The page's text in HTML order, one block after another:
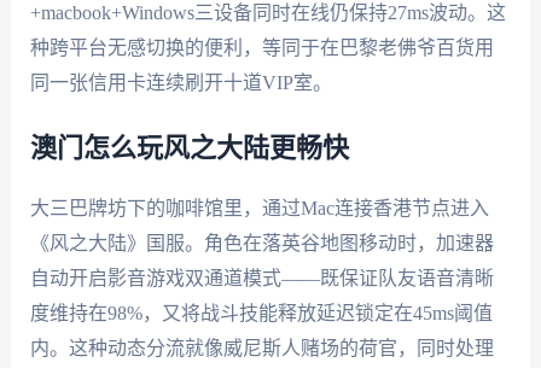
+macbook+Windows三设备同时在线仍保持27ms波动。这
种跨平台无感切换的便利，等同于在巴黎老佛爷百货用
同一张信用卡连续刷开十道VIP室。
澳门怎么玩风之大陆更畅快
大三巴牌坊下的咖啡馆里，通过Mac连接香港节点进入
《风之大陆》国服。角色在落英谷地图移动时，加速器
自动开启影音游戏双通道模式——既保证队友语音清晰
度维持在98%，又将战斗技能释放延迟锁定在45ms阈值
内。这种动态分流就像威尼斯人赌场的荷官，同时处理